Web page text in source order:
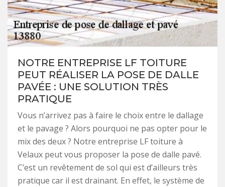
NOTRE ENTREPRISE LF TOITURE
PEUT RÉALISER LA POSE DE DALLE
PAVÉE : UNE SOLUTION TRÈS
PRATIQUE
Vous n’arrivez pas à faire le choix entre le dallage
et le pavage ? Alors pourquoi ne pas opter pour le
mix des deux ? Notre entreprise LF toiture à
Velaux peut vous proposer la pose de dalle pavé.
C’est un revêtement de sol qui est d’ailleurs très
pratique car il est drainant. En effet, le système de